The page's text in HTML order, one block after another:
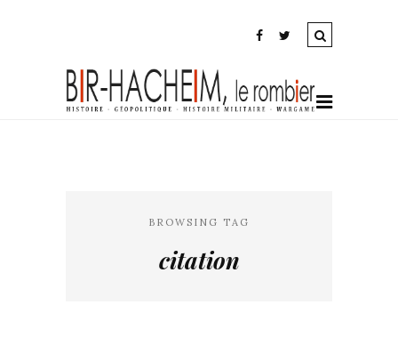
BROWSING TAG
citation